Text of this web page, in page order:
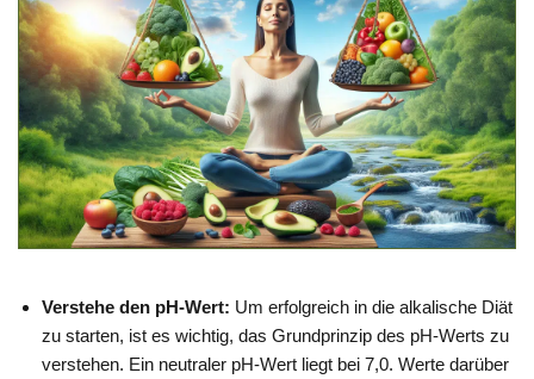
Verstehe den pH-Wert: Um erfolgreich in die alkalische Diät
zu starten, ist es wichtig, das Grundprinzip des pH-Werts zu
verstehen. Ein neutraler pH-Wert liegt bei 7,0. Werte darüber